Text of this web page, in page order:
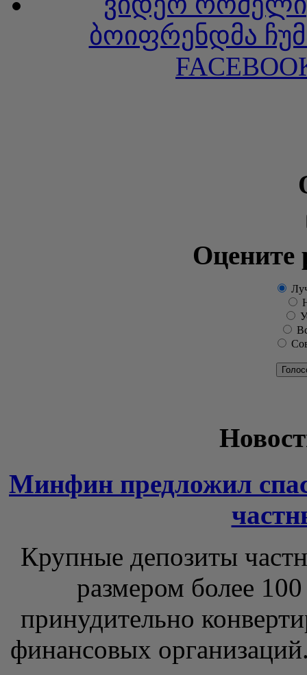
ბოიფრენდმა
Оцените
Минфин предложил
Крупные депозиты
размером более
принудительно
финансовых